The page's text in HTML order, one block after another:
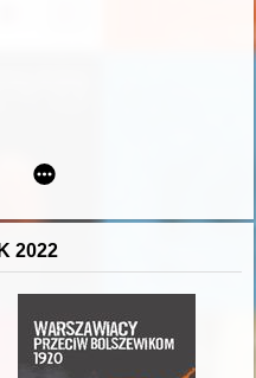
w pracach rady
2022